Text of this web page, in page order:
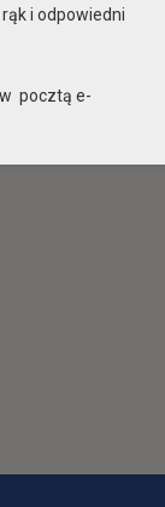
i odpowiedni
pocztą e-